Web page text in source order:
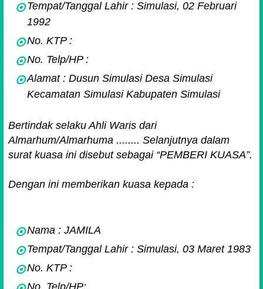
Tempat/Tanggal Lahir : Simulasi, 02 Februari
1992
No. KTP :
No. Telp/HP :
Alamat : Dusun Simulasi Desa Simulasi
Kecamatan Simulasi Kabupaten Simulasi
Bertindak selaku Ahli Waris dari
Almarhum/Almarhuma ........ Selanjutnya dalam
surat kuasa ini disebut sebagai “PEMBERI KUASA”.
Dengan ini memberikan kuasa kepada :
Nama : JAMILA
Tempat/Tanggal Lahir : Simulasi, 03 Maret 1983
No. KTP :